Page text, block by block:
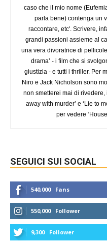
caso che il mio nome
parla bene) contenga un
raccontare, etc'. Scrivere,
grandi passioni assieme al
una vera divoratrice di
drama’ - i film che si
giustizia - e tutti i thriller. Per
Niro e Jack Nicholson sono
non smetterei mai di rivedere,
away with murder’ e ‘Lie to
per vedere
SEGUICI SUI SOCIAL
540,000 Fans
550,000 Follower
9,300 Follower